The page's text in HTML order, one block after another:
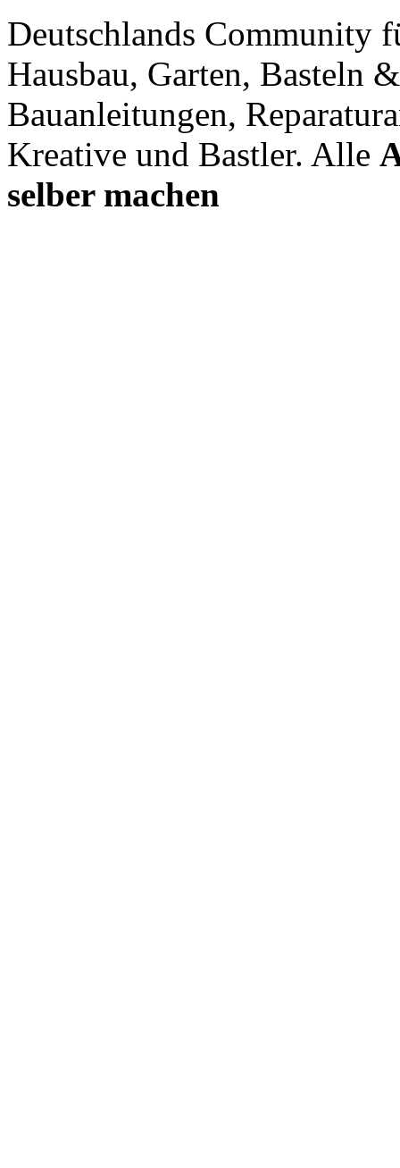
Deutschlands Community
Hausbau, Garten, Basteln
Bauanleitungen,
Kreative und Bastler. Alle
selber machen